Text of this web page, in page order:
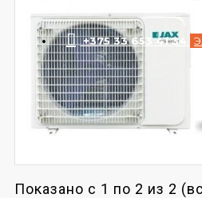
+375 33 653 41 34
Показано с 1 по 2 из 2